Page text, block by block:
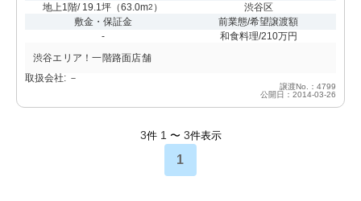
地上1階/ 19.1坪 （63.0m2 ）
渋谷区
敷金・保証金
-
前業態/希望譲渡額
和食料理/210万円
渋谷エリア！一階路面店舗
取扱会社: －
譲渡No.：4799
公開日：2014-03-26
3件 1 〜 3件表示
1